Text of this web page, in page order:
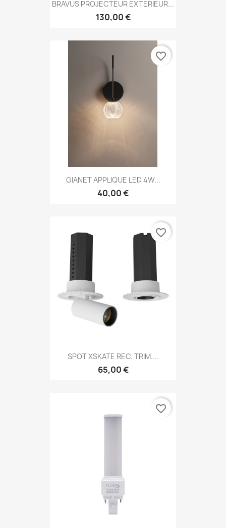
BRAVUS PROJECTEUR EXTERIEUR...
130,00 €
GIANET APPLIQUE LED 4W...
40,00 €
favorite_border
SPOT XSKATE REC. TRIM....
65,00 €
favorite_border
favorite_border